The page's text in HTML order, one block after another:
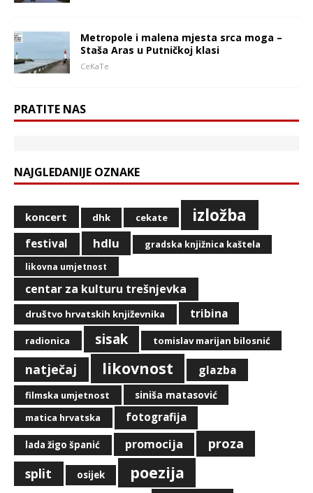
Metropole i malena mjesta srca moga –
Staša Aras u Putničkoj klasi
CeKaTe
PRATITE NAS
NAJGLEDANIJE OZNAKE
koncert dhk cekate izložba
festival hdlu
gradska knjižnica kaštela
likovna umjetnost
centar za kulturu trešnjevka
društvo hrvatskih književnika tribina
radionica sisak tomislav marijan bilosnić
natječaj likovnost glazba
filmska umjetnost siniša matasović
matica hrvatska fotografija
lada žigo španić promocija
proza
split
osijek poezija